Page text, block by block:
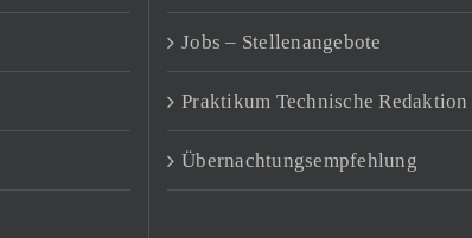
Jobs – Stellenangebote
Praktikum Technische Redaktion
Übernachtungsempfehlung